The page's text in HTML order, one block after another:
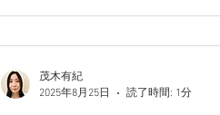
茂木有紀
2025年8月25日
読了時間: 1分